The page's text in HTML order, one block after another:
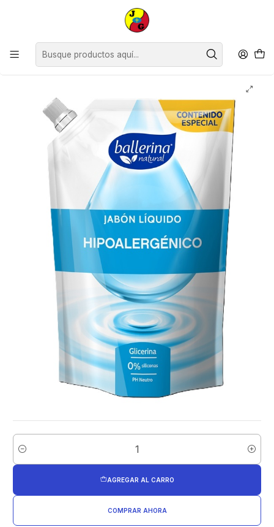
Disponible sólo Retiro en Tienda Osorno.
Perfumería
Jabón Ballerina Doypack Hipoalergénico ( 2 x 650 ML )
Cantidad
AGREGAR AL CARRO
COMPRAR AHORA